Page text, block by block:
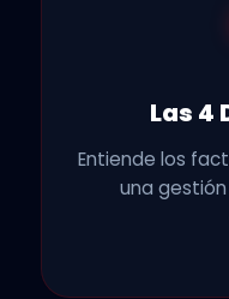
Las 4
Entiende los
una